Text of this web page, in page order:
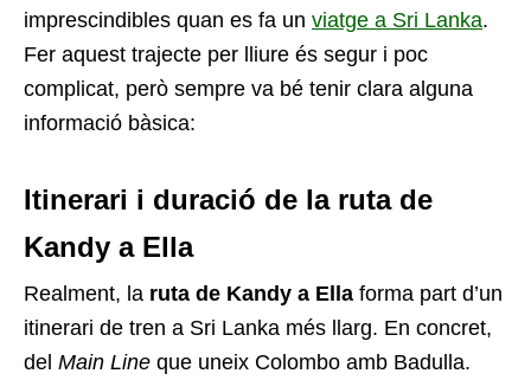
imprescindibles quan es fa un viatge a Sri Lanka.
Fer aquest trajecte per lliure és segur i poc
complicat, però sempre va bé tenir clara alguna
informació bàsica:
Itinerari i duració de la ruta de
Kandy a Ella
Realment, la ruta de Kandy a Ella forma part d’un
itinerari de tren a Sri Lanka més llarg. En concret,
del Main Line que uneix Colombo amb Badulla.